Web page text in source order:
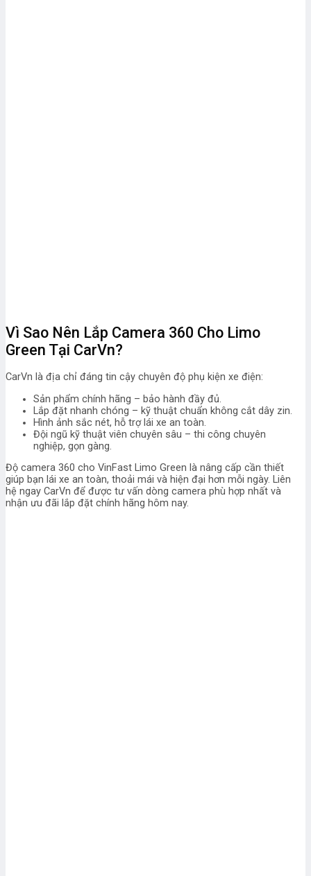
Vì Sao Nên Lắp Camera 360 Cho Limo
Green Tại CarVn?
CarVn là địa chỉ đáng tin cậy chuyên độ phụ kiện xe điện:
Sản phẩm chính hãng – bảo hành đầy đủ.
Lắp đặt nhanh chóng – kỹ thuật chuẩn không cắt dây zin.
Hình ảnh sắc nét, hỗ trợ lái xe an toàn.
Đội ngũ kỹ thuật viên chuyên sâu – thi công chuyên
nghiệp, gọn gàng.
Độ camera 360 cho VinFast Limo Green là nâng cấp cần thiết
giúp bạn lái xe an toàn, thoải mái và hiện đại hơn mỗi ngày. Liên
hệ ngay CarVn để được tư vấn dòng camera phù hợp nhất và
nhận ưu đãi lắp đặt chính hãng hôm nay.